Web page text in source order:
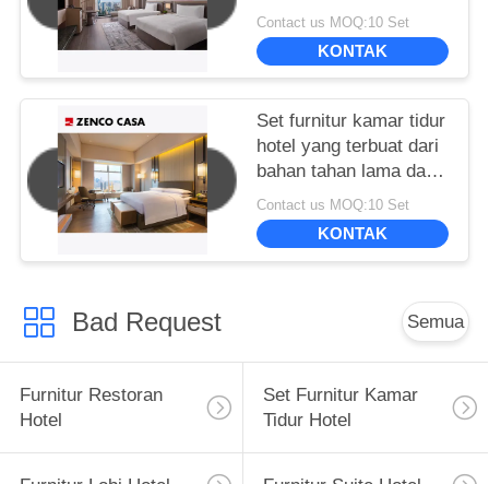
tidur ukuran 1500 *
2000mm
Contact us MOQ:10 Set
KONTAK
Set furnitur kamar tidur
hotel yang terbuat dari
bahan tahan lama dan
ramah lingkungan
Contact us MOQ:10 Set
KONTAK
Bad Request Semua
Furnitur Restoran
Hotel
Set Furnitur Kamar
Tidur Hotel